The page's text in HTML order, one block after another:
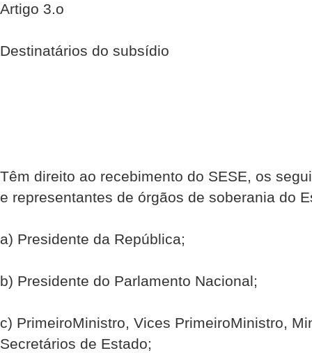
Artigo 3.o
Destinatários do subsídio
Têm direito ao recebimento do SESE, os
e representantes de órgãos de soberania do
a) Presidente da República;
b) Presidente do Parlamento Nacional;
c) Primeiro­Ministro, Vices Primeiro­Ministro,
Secretários de Estado;